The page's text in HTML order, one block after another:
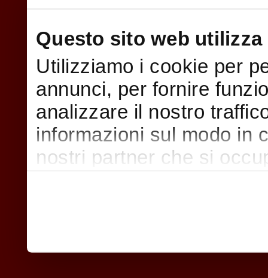
Questo sito web utilizza
Utilizziamo i cookie per
annunci, per fornire
analizzare il nostro
informazioni sul modo in
nostri partner che si
nostri cookie se